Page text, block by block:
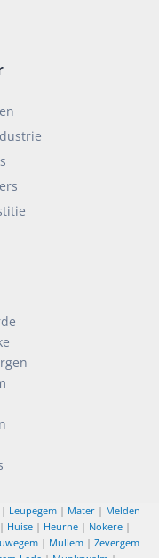
| Leupegem | Mater | Melden
Huise| Heurne| Nokere|
| Mullem| Zevergem